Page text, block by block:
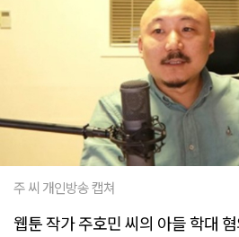
주 씨 개인방송 캡쳐
웹툰 작가 주호민 씨의 아들 학대